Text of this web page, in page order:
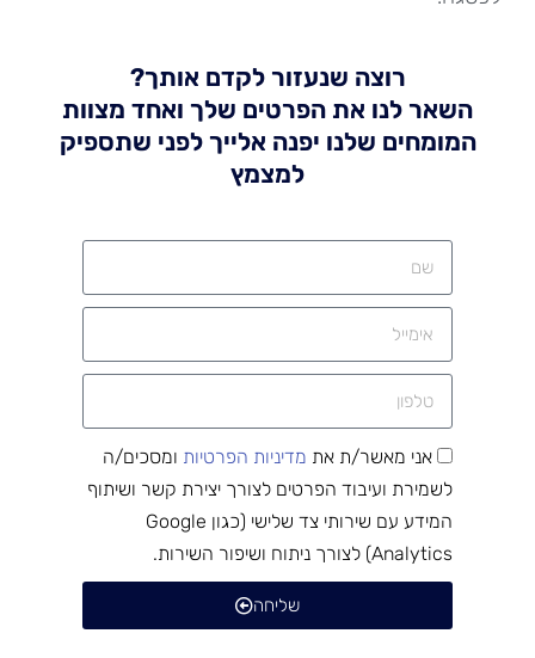
רוצה שנעזור לקדם אותך?
השאר לנו את הפרטים שלך ואחד מצוות
המומחים שלנו יפנה אלייך לפני שתספיק
למצמץ
אני מאשר/ת את מדיניות הפרטיות ומסכים/ה
לשמירת ועיבוד הפרטים לצורך יצירת קשר ושיתוף
המידע עם שירותי צד שלישי (כגון Google
Analytics) לצורך ניתוח ושיפור השירות.
שליחה